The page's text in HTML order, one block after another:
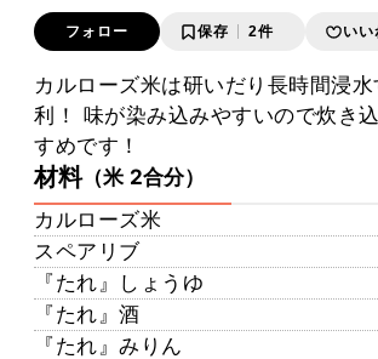
フォロー 保存 2件 いい
カルローズ米は研いだり長時間浸
利！ 味が染み込みやすいので炊き
すめです！
材料（米 2合分）
カルローズ米
スペアリブ
『たれ』しょうゆ
『たれ』酒
『たれ』みりん